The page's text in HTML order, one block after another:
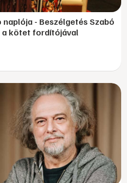
naplója - Beszélgetés Szabó
a kötet fordítójával